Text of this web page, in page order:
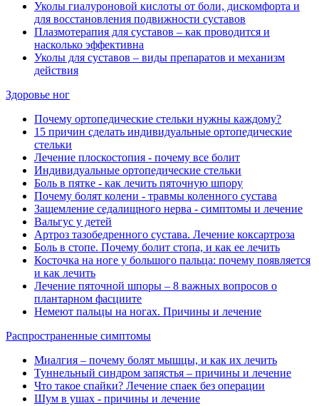
Уколы гиалуроновой кислоты от боли, дискомфорта и
для восстановления подвижности суставов
Плазмотерапия для суставов ‒ как проводится и
насколько эффективна
Уколы для суставов ‒ виды препаратов и механизм
действия
Здоровье ног
Почему ортопедические стельки нужны каждому?
15 причин сделать индивидуальные ортопедические
стельки
Лечение плоскостопия - почему все болит
Индивидуальные ортопедические стельки
Боль в пятке - как лечить пяточную шпору
Почему болят колени - травмы коленного сустава
Защемление седалищного нерва - симптомы и лечение
Вальгус у детей
Артроз тазобедренного сустава. Лечение коксартроза
Боль в стопе. Почему болит стопа, и как ее лечить
Косточка на ноге у большого пальца: почему появляется
и как лечить
Лечение пяточной шпоры – 8 важных вопросов о
плантарном фасциите
Немеют пальцы на ногах. Причины и лечение
Распространенные симптомы
Миалгия ‒ почему болят мышцы, и как их лечить
Туннельный синдром запястья ‒ причины и лечение
Что такое спайки? Лечение спаек без операции
Шум в ушах - причины и лечение